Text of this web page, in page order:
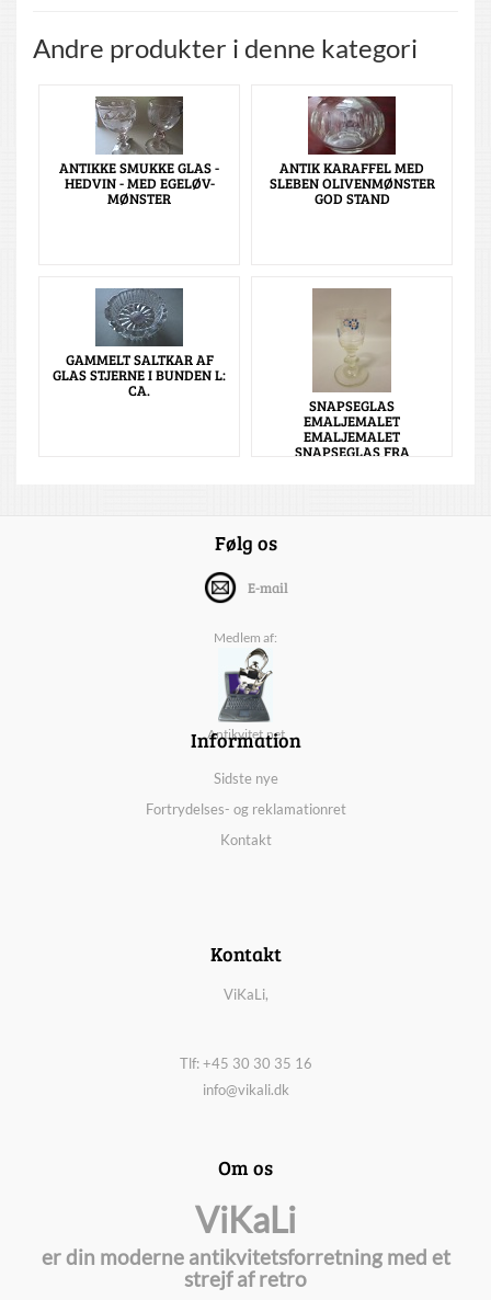
Andre produkter i denne kategori
ANTIKKE SMUKKE GLAS -
HEDVIN - MED EGELØV-
MØNSTER
ANTIK KARAFFEL MED
SLEBEN OLIVENMØNSTER
GOD STAND
GAMMELT SALTKAR AF
GLAS STJERNE I BUNDEN L:
CA.
SNAPSEGLAS
EMALJEMALET
EMALJEMALET
SNAPSEGLAS FRA
Følg os
E-mail
Medlem af:
Antikvitet.net
Information
Sidste nye
Fortrydelses- og reklamationret
Kontakt
Kontakt
ViKaLi,
Tlf: +45 30 30 35 16
info@vikali.dk
Om os
ViKaLi
er din moderne antikvitetsforretning med et
strejf af retro